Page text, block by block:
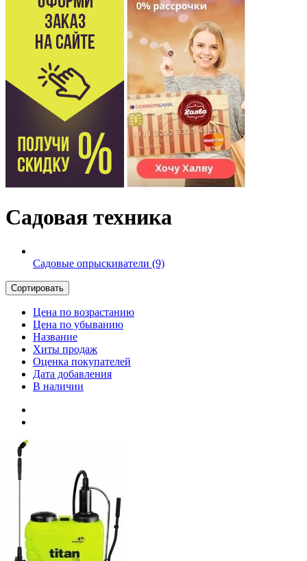
Садовая техника
Садовые опрыскиватели (9)
Сортировать
Цена по возрастанию
Цена по убыванию
Название
Хиты продаж
Оценка покупателей
Дата добавления
В наличии